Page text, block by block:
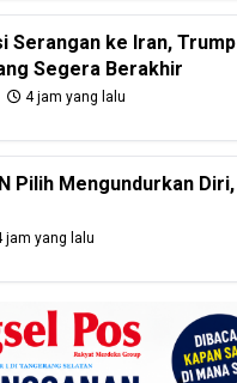
Serangan ke Iran, Trump
Segera Berakhir
4 jam yang lalu
Pilih Mengundurkan Diri,
jam yang lalu